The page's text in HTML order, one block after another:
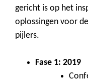
gericht is op het
oplossingen voor
pijlers.
Fase 1: 2019